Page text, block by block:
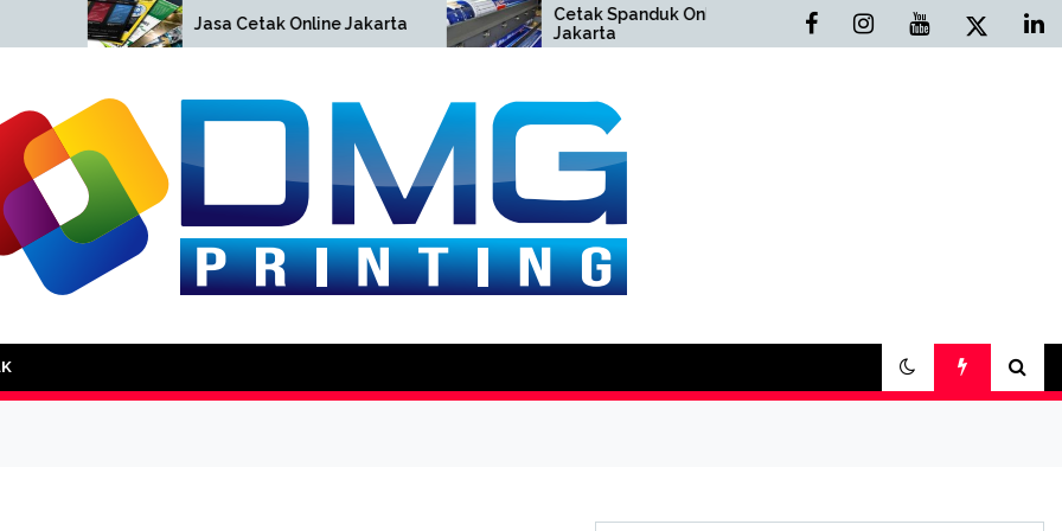
Jasa Cetak Online Jakarta
Cetak Spanduk Online
Jakarta
Cetak Buku Yasin Online
Printing